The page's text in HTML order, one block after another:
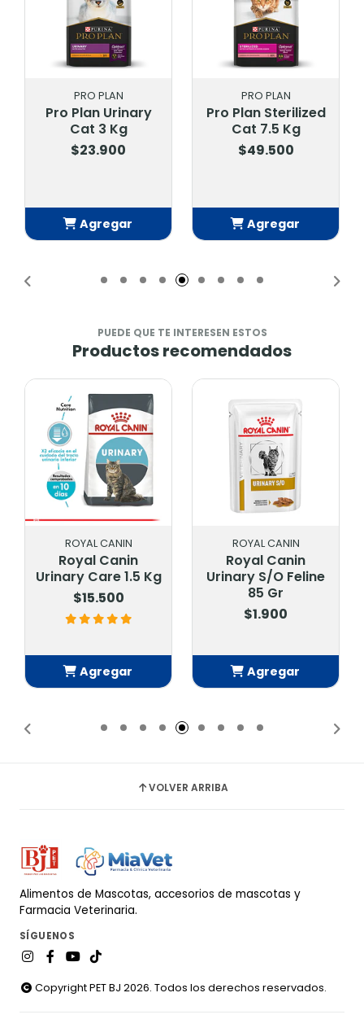
PRO PLAN
Pro Plan Urinary
Cat 3 Kg
$23.900
Agregar
PRO PLAN
Pro Plan Sterilized
Cat 7.5 Kg
$49.500
Agregar
PUEDE QUE TE INTERESEN ESTOS
Productos recomendados
ROYAL CANIN
Royal Canin
Urinary Care 1.5 Kg
$15.500
Agregar
ROYAL CANIN
Royal Canin
Urinary S/O Feline
85 Gr
$1.900
Agregar
VOLVER ARRIBA
Alimentos de Mascotas, accesorios de mascotas y
Farmacia Veterinaria.
SÍGUENOS
Copyright PET BJ 2026. Todos los derechos reservados.